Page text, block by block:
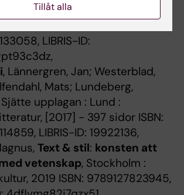
Femte upplagan : Lund :
LIBRIS-ID:
, Lännergren, Jan; Westerblad,
Mats; Lundeberg,
upplagan : Lund :
[2017] - 397 sidor ISBN:
LIBRIS-ID: 19922136,
Text & stil: konsten att
vetenskap, Stockholm :
2019 ISBN: 9789127823945,
Tillåt alla